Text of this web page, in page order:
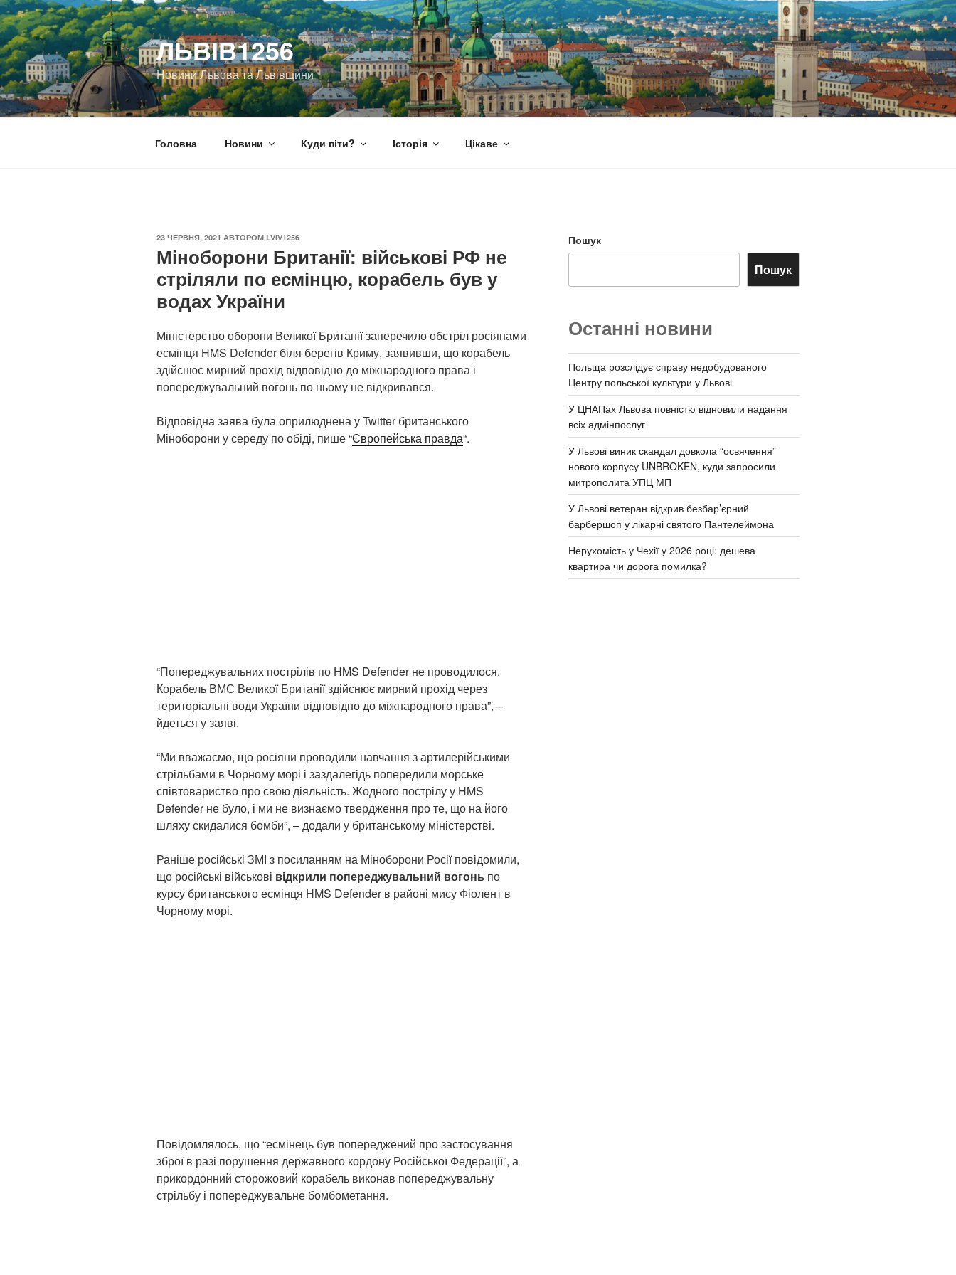
Перейти
до
вмісту
ЛЬВІВ1256
Новини Львова та Львівщини
Головна Новини Куди піти? Історія Цікаве
ОПУБЛІКОВАНО
23 ЧЕРВНЯ, 2021 АВТОРОМ LVIV1256
Міноборони Британії: військові РФ не
стріляли по есмінцю, корабель був у
водах України
Міністерство оборони Великої Британії заперечило обстріл росіянами
есмінця HMS Defender біля берегів Криму, заявивши, що корабель
здійснює мирний прохід відповідно до міжнародного права і
попереджувальний вогонь по ньому не відкривався.
Відповідна заява була оприлюднена у Twitter британського
Міноборони у середу по обіді, пише “Європейська правда“.
“Попереджувальних пострілів по HMS Defender не проводилося.
Корабель ВМС Великої Британії здійснює мирний прохід через
територіальні води України відповідно до міжнародного права”, –
йдеться у заяві.
“Ми вважаємо, що росіяни проводили навчання з артилерійськими
стрільбами в Чорному морі і заздалегідь попередили морське
співтовариство про свою діяльність. Жодного пострілу у HMS
Defender не було, і ми не визнаємо твердження про те, що на його
шляху скидалися бомби”, – додали у британському міністерстві.
Раніше російські ЗМІ з посиланням на Міноборони Росії повідомили,
що російські військові відкрили попереджувальний вогонь по
курсу британського есмінця HMS Defender в районі мису Фіолент в
Чорному морі.
Повідомлялось, що “есмінець був попереджений про застосування
зброї в разі порушення державного кордону Російської Федерації”, а
прикордонний сторожовий корабель виконав попереджувальну
стрільбу і попереджувальне бомбометання.
Пошук
Пошук
Останні новини
Польща розслідує справу недобудованого
Центру польської культури у Львові
У ЦНАПах Львова повністю відновили надання
всіх адмінпослуг
У Львові виник скандал довкола “освячення”
нового корпусу UNBROKEN, куди запросили
митрополита УПЦ МП
У Львові ветеран відкрив безбар’єрний
барбершоп у лікарні святого Пантелеймона
Нерухомість у Чехії у 2026 році: дешева
квартира чи дорога помилка?